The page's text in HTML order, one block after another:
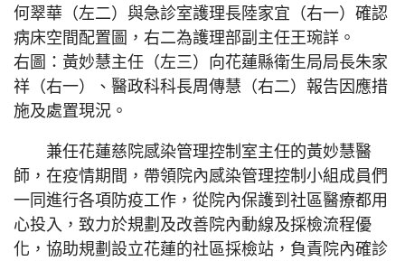
何翠華（左二）與急診室護理長陸家宜（右一）確認
病床空間配置圖，右二為護理部副主任王琬詳。
右圖：黃妙慧主任（左三）向花蓮縣衛生局局長朱家
祥（右一）、醫政科科長周傳慧（右二）報告因應措
施及處置現況。
兼任花蓮慈院感染管理控制室主任的黃妙慧醫
師，在疫情期間，帶領院內感染管理控制小組成員們
一同進行各項防疫工作，從院內保護到社區醫療都用
心投入，致力於規劃及改善院內動線及採檢流程優
化，協助規劃設立花蓮的社區採檢站，負責院內確診